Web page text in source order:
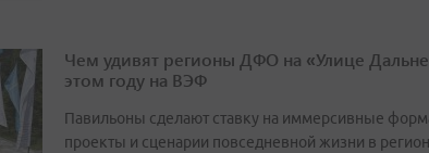
Чем удивят регионы ДФО на «Улице
этом году на ВЭФ
Павильоны сделают ставку на иммерсивные
проекты и сценарии повседневной жизни в